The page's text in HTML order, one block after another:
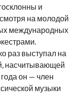
и
на молодой
международных
раз выступал на
насчитывающей
он — член
музыки